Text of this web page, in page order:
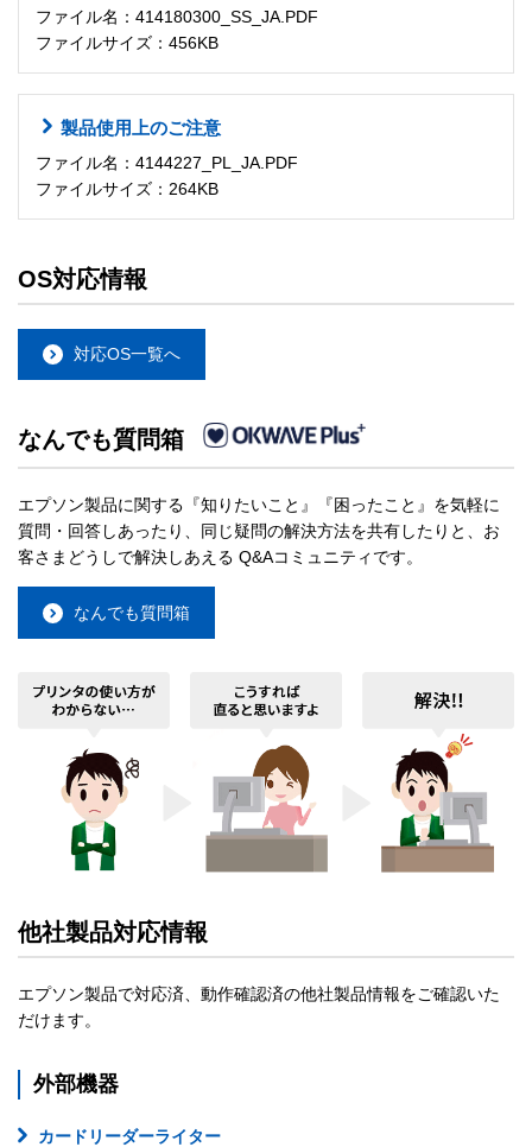
ファイル名：414180300_SS_JA.PDF
ファイルサイズ：456KB
製品使用上のご注意
ファイル名：4144227_PL_JA.PDF
ファイルサイズ：264KB
OS対応情報
対応OS一覧へ
なんでも質問箱
エプソン製品に関する『知りたいこと』『困ったこと』を気軽に
質問・回答しあったり、同じ疑問の解決方法を共有したりと、お
客さまどうしで解決しあえる Q&Aコミュニティです。
なんでも質問箱
他社製品対応情報
エプソン製品で対応済、動作確認済の他社製品情報をご確認いた
だけます。
外部機器
カードリーダーライター